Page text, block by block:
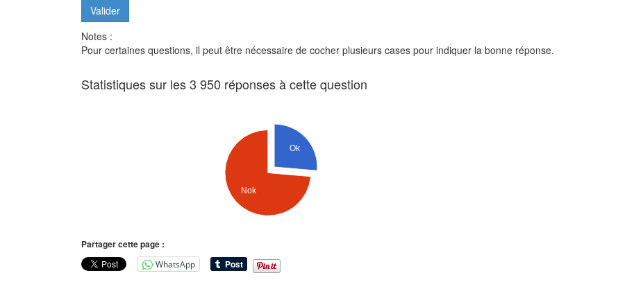
Notes :
Pour certaines questions, il peut être nécessaire de cocher plusieurs cases pour indiquer la bonne réponse.
Statistiques sur les 3 950 réponses à cette question
Ok
Nok
Partager cette page :
WhatsApp